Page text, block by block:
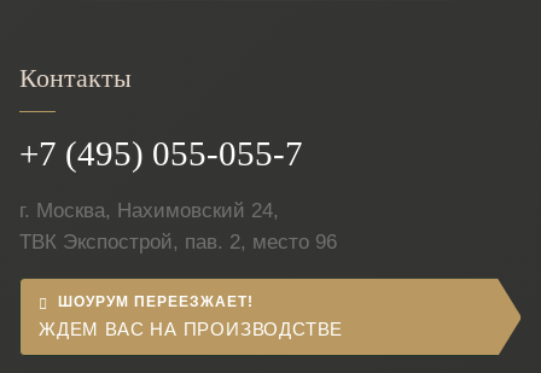
Контакты
+7 (495) 055-055-7
г. Москва, Нахимовский 24,
ТВК Экспострой, пав. 2, место 96
ШОУРУМ ПЕРЕЕЗЖАЕТ!
ЖДЕМ ВАС НА ПРОИЗВОДСТВЕ